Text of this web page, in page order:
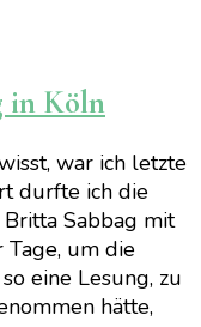
in Köln
war ich letzte
durfte ich die
Sabbag mit
um die
eine Lesung, zu
hätte,